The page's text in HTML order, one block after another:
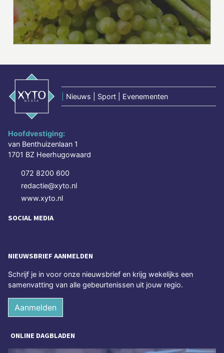
Nieuws | Sport | Evenementen
Hoofdvestiging:
van Benthuizenlaan 1
1701 BZ Heerhugowaard
072 8200 600
redactie@xyto.nl
www.xyto.nl
SOCIAL MEDIA
NIEUWSBRIEF AANMELDEN
Schrijf je in voor onze nieuwsbrief en krijg wekelijks een
samenvatting van alle gebeurtenissen uit jouw regio.
Aanmelden
ONLINE DAGBLADEN